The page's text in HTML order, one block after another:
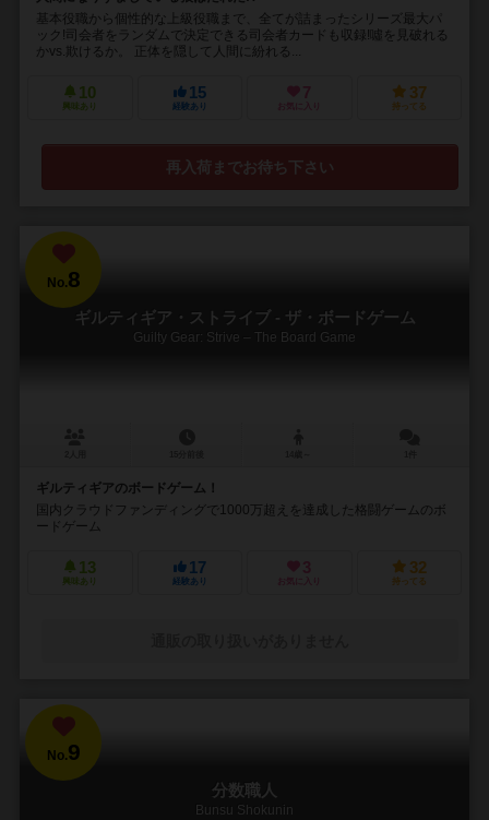
基本役職から個性的な上級役職まで、全てが詰まったシリーズ最大パ
ック!司会者をランダムで決定できる司会者カードも収録!噓を見破れる
かvs.欺けるか。 正体を隠して人間に紛れる...
10
興味あり
15
経験あり
7
お気に入り
37
持ってる
再入荷までお待ち下さい
No.8
ギルティギア・ストライブ - ザ・ボードゲーム
Guilty Gear: Strive – The Board Game
ギルティギアのボードゲーム！
国内クラウドファンディングで1000万超えを達成した格闘ゲームのボ
ードゲーム
13
興味あり
17
経験あり
3
お気に入り
32
持ってる
No.9
分数職人
Bunsu Shokunin